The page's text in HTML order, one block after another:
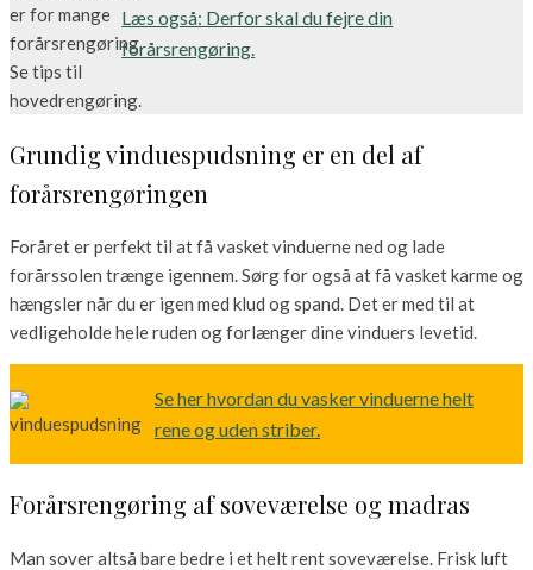
Læs også: Derfor skal du fejre din
forårsrengøring.
Grundig vinduespudsning er en del af
forårsrengøringen
Foråret er perfekt til at få vasket vinduerne ned og lade
forårssolen trænge igennem. Sørg for også at få vasket karme og
hængsler når du er igen med klud og spand. Det er med til at
vedligeholde hele ruden og forlænger dine vinduers levetid.
Se her hvordan du vasker vinduerne helt
rene og uden striber.
Forårsrengøring af soveværelse og madras
Man sover altså bare bedre i et helt rent soveværelse. Frisk luft